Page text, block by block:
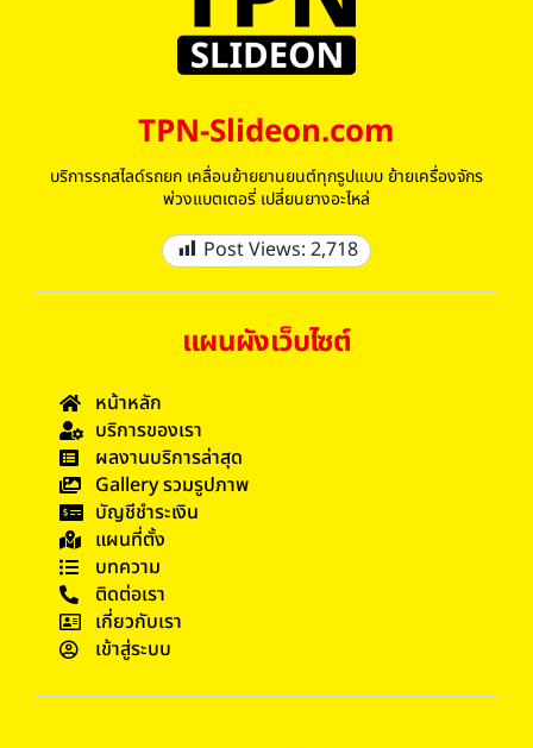
TPN-Slideon.com
บริการรถสไลด์รถยก เคลื่อนย้ายยานยนต์ทุกรูปแบบ ย้ายเครื่องจักร
พ่วงแบตเตอรี่ เปลี่ยนยางอะไหล่
Post Views: 2,718
แผนผังเว็บไซต์
หน้าหลัก
บริการของเรา
ผลงานบริการล่าสุด
Gallery รวมรูปภาพ
บัญชีชำระเงิน
แผนที่ตั้ง
บทความ
ติดต่อเรา
เกี่ยวกับเรา
เข้าสู่ระบบ